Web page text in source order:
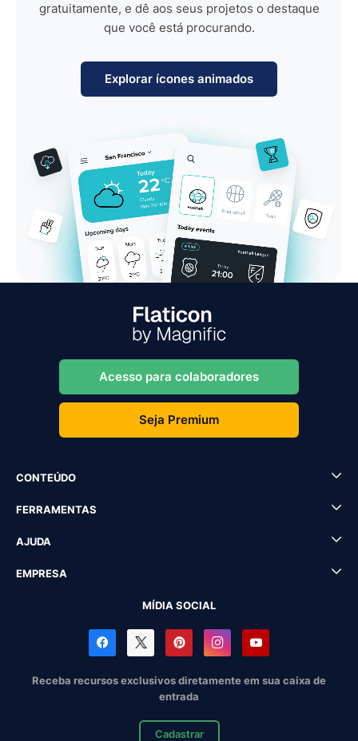
gratuitamente, e dê aos seus projetos o destaque
que você está procurando.
Explorar ícones animados
Acesso para colaboradores
Seja Premium
CONTEÚDO
FERRAMENTAS
AJUDA
EMPRESA
MÍDIA SOCIAL
Receba recursos exclusivos diretamente em sua caixa de
entrada
Cadastrar